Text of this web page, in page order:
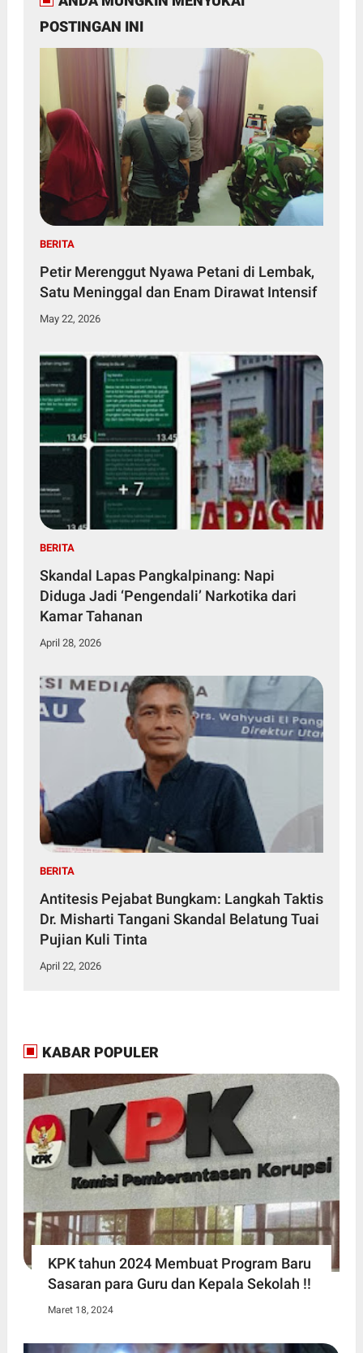
POSTINGAN INI
BERITA
Petir Merenggut Nyawa Petani di Lembak,
Satu Meninggal dan Enam Dirawat Intensif
May 22, 2026
BERITA
Skandal Lapas Pangkalpinang: Napi
Diduga Jadi ‘Pengendali’ Narkotika dari
Kamar Tahanan
April 28, 2026
BERITA
Antitesis Pejabat Bungkam: Langkah Taktis
Dr. Misharti Tangani Skandal Belatung Tuai
Pujian Kuli Tinta
April 22, 2026
KABAR POPULER
KPK tahun 2024 Membuat Program Baru
Sasaran para Guru dan Kepala Sekolah !!
Maret 18, 2024